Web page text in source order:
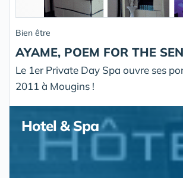
Bien être
AYAME, POEM FOR THE
Le 1er Private Day Spa ouvre ses
2011 à Mougins !
Hotel & Spa